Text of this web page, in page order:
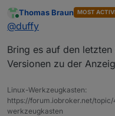
In der Übersicht
Online
Thomas Braun MOST
@duffy
Bring es auf den
Versionen zu der
Linux-Werkzeugkasten:
https://forum.iobroker.net/
werkzeugkasten